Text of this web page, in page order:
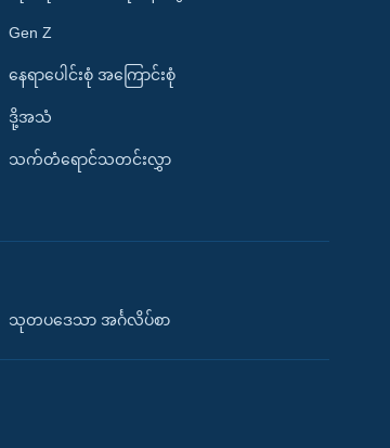
Gen Z
နေရာပေါင်းစုံ အကြောင်းစုံ
ဒို့အသံ
သက်တံရောင်သတင်းလွှာ
သုတပဒေသာ အင်္ဂလိပ်စာ